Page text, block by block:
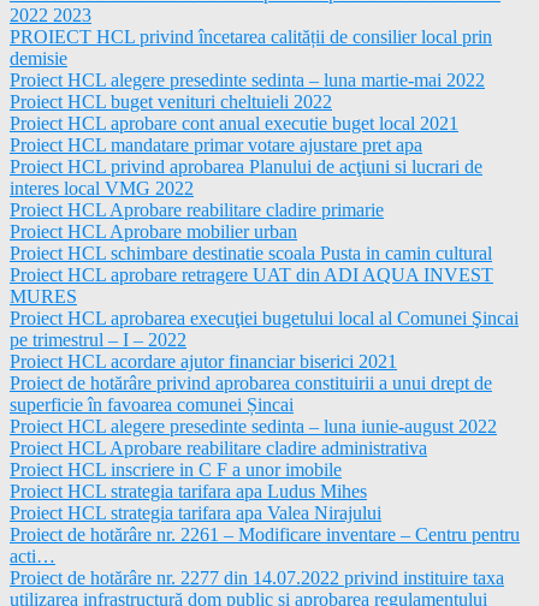
2022 2023
PROIECT HCL privind încetarea calității de consilier local prin
demisie
Proiect HCL alegere presedinte sedinta – luna martie-mai 2022
Proiect HCL buget venituri cheltuieli 2022
Proiect HCL aprobare cont anual executie buget local 2021
Proiect HCL mandatare primar votare ajustare pret apa
Proiect HCL privind aprobarea Planului de acţiuni si lucrari de
interes local VMG 2022
Proiect HCL Aprobare reabilitare cladire primarie
Proiect HCL Aprobare mobilier urban
Proiect HCL schimbare destinatie scoala Pusta in camin cultural
Proiect HCL aprobare retragere UAT din ADI AQUA INVEST
MURES
Proiect HCL aprobarea execuţiei bugetului local al Comunei Şincai
pe trimestrul – I – 2022
Proiect HCL acordare ajutor financiar biserici 2021
Proiect de hotărâre privind aprobarea constituirii a unui drept de
superficie în favoarea comunei Șincai
Proiect HCL alegere presedinte sedinta – luna iunie-august 2022
Proiect HCL Aprobare reabilitare cladire administrativa
Proiect HCL inscriere in C F a unor imobile
Proiect HCL strategia tarifara apa Ludus Mihes
Proiect HCL strategia tarifara apa Valea Nirajului
Proiect de hotărâre nr. 2261 – Modificare inventare – Centru pentru
acti…
Proiect de hotărâre nr. 2277 din 14.07.2022 privind instituire taxa
utilizarea infrastructură dom public și aprobarea regulamentului